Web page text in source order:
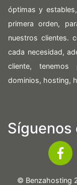
óptimas y
primera orden,
nuestros clientes.
cada necesidad,
cliente, tenemos
dominios, hosting,
Síguenos
© Benzahosting